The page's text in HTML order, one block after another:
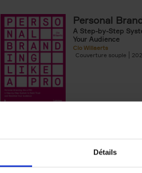
Détails
Personal
A Step-by-Step
Your Audience
Clo Willaerts
Couverture souple
completely
Prepare. Run.
Couverture souple